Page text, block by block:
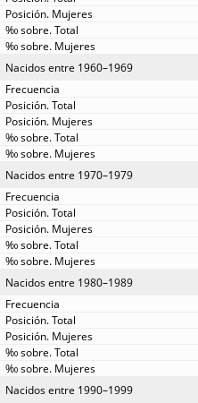
Nacidos entre 1960–1969
Nacidos entre 1970–1979
Nacidos entre 1980–1989
Nacidos entre 1990–1999